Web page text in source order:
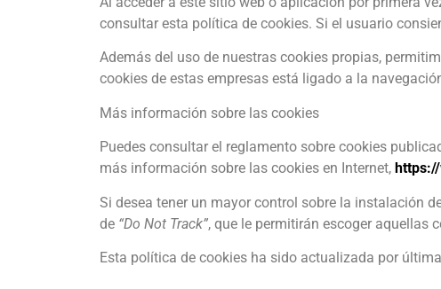
consultar esta política de cookies. Si el usuario
Además del uso de nuestras cookies propias,
cookies de estas empresas está ligado a la
Más información sobre las cookies
Puedes consultar el reglamento sobre cookies
más información sobre las cookies en Internet,
Si desea tener un mayor control sobre la instalación
de “Do Not Track”, que le permitirán escoger aquellas
Esta política de cookies ha sido actualizada por